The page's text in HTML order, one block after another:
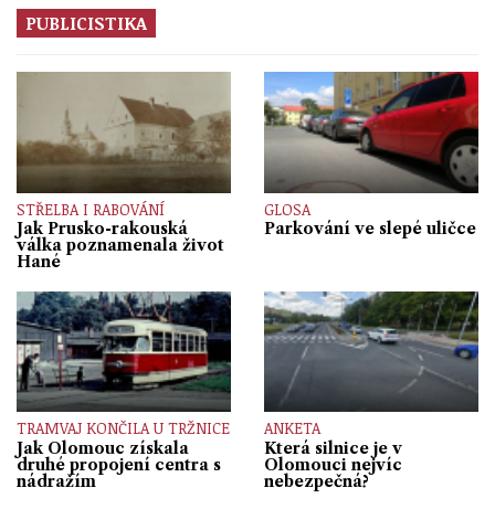
PUBLICISTIKA
STŘELBA I RABOVÁNÍ
Jak Prusko-rakouská
válka poznamenala život
Hané
GLOSA
Parkování ve slepé uličce
TRAMVAJ KONČILA U TRŽNICE
Jak Olomouc získala
druhé propojení centra s
nádražím
ANKETA
Která silnice je v
Olomouci nejvíc
nebezpečná?